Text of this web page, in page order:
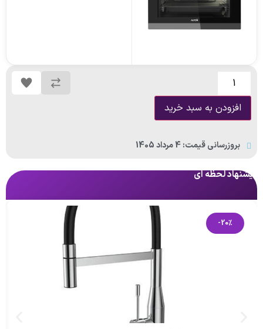
پیشنهاد لحظه ای
-20%
افزودن به سبد خرید
بروزرسانی قیمت: 4 مرداد 1405